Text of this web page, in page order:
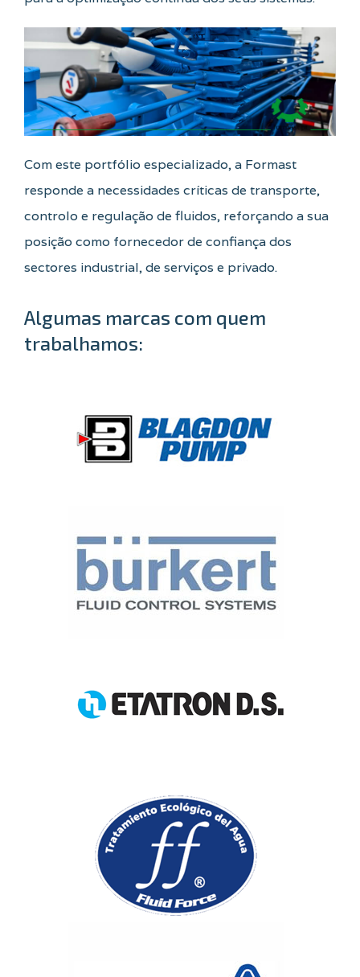
Com este portfólio especializado, a Formast
responde a necessidades críticas de transporte,
controlo e regulação de fluidos, reforçando a sua
posição como fornecedor de confiança dos
sectores industrial, de serviços e privado.
Algumas marcas com quem
trabalhamos: